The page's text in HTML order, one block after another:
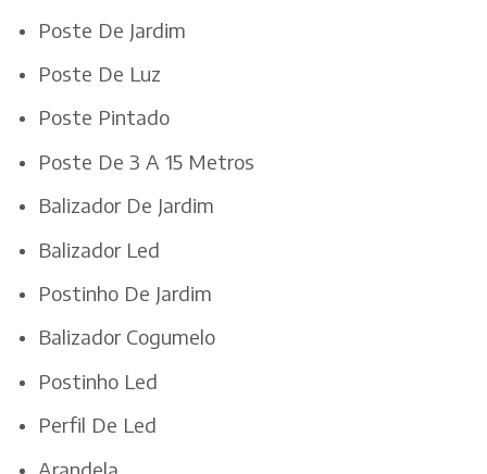
Poste De Jardim
Poste De Luz
Poste Pintado
Poste De 3 A 15 Metros
Balizador De Jardim
Balizador Led
Postinho De Jardim
Balizador Cogumelo
Postinho Led
Perfil De Led
Arandela